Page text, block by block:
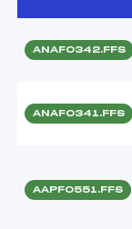
ANAF0342.FFS
ANAF0341.FFS
AAPF0551.FFS